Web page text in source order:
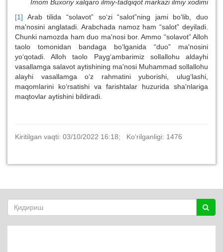
Imom Buxoriy xalqaro ilmiy-tadqiqot markazi ilmiy xodimi
[1] Arab tilida “solavot” so‘zi “salot”ning jami bo‘lib, duo
ma'nosini anglatadi. Arabchada namoz ham “salot” deyiladi.
Chunki namozda ham duo ma'nosi bor. Ammo “solavot” Alloh
taolo tomonidan bandaga bo‘lganida “duo” ma'nosini
yo‘qotadi. Alloh taolo Payg‘ambarimiz sollallohu aldayhi
vasallamga salavot aytishining ma'nosi Muhammad sollallohu
alayhi vasallamga o‘z rahmatini yuborishi, ulug‘lashi,
maqomlarini ko‘rsatishi va farishtalar huzurida sha'nlariga
maqtovlar aytishini bildiradi.
Kiritilgan vaqti: 03/10/2022 16:18; Ko‘rilganligi: 1476